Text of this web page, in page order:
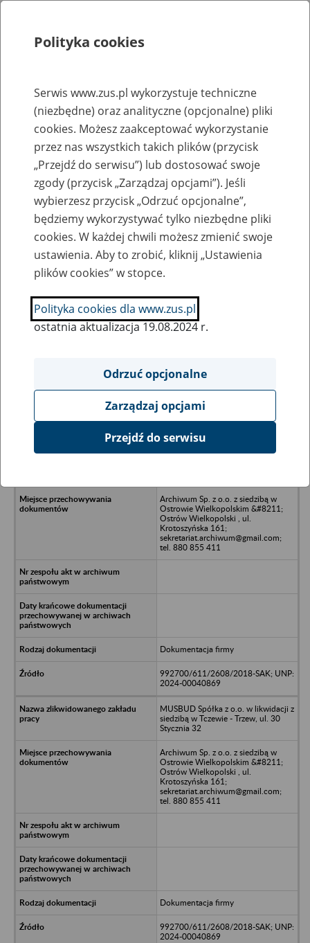
Rejestry, ewidencje i archiwa
Baza zlikwidowanych lub
przekształconych zakładów pracy
Nazwa zakładu pracy:
SZUKAJ
Ukryj wszystkie pozycje bazy
Przedsiębiorstwo Budowlane Pe Be
Archiwum Sp. z o.o. z siedzibą w
Ostrowie Wielkopolskim &#8211;
Ostrów Wielkopolski , ul.
Krotoszyńska 161;
sekretariat.archiwum@gmail.com;
tel. 880 855 411
Dokumentacja firmy
992700/611/2608/2018-SAK; UNP:
2024-00040869
MUSBUD Spółka z o.o. w likwidacji z
siedzibą w Tczewie - Trzew, ul. 30
Stycznia 32
Archiwum Sp. z o.o. z siedzibą w
Ostrowie Wielkopolskim &#8211;
Ostrów Wielkopolski , ul.
Krotoszyńska 161;
sekretariat.archiwum@gmail.com;
tel. 880 855 411
Dokumentacja firmy
992700/611/2608/2018-SAK; UNP:
2024-00040869
Polityka cookies
Serwis www.zus.pl wykorzystuje techniczne
(niezbędne) oraz analityczne (opcjonalne) pliki
cookies. Możesz zaakceptować wykorzystanie
przez nas wszystkich takich plików (przycisk
„Przejdź do serwisu”) lub dostosować swoje
zgody (przycisk „Zarządzaj opcjami”). Jeśli
wybierzesz przycisk „Odrzuć opcjonalne”,
będziemy wykorzystywać tylko niezbędne pliki
cookies. W każdej chwili możesz zmienić swoje
ustawienia. Aby to zrobić, kliknij „Ustawienia
plików cookies” w stopce.
Polityka cookies dla www.zus.pl
ostatnia aktualizacja 19.08.2024 r.
Odrzuć opcjonalne
Zarządzaj opcjami
Przejdź do serwisu